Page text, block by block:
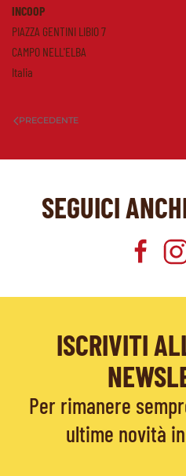
INCOOP
PIAZZA GENTINI LIBIO 7
CAMPO NELL'ELBA
Italia
PRECEDENTE
SEGUICI
ISCRIVITI
Per rimanere
ultime novità